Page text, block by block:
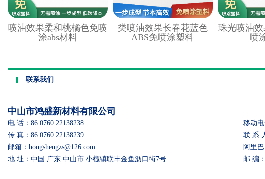
喷油效果柔和桃橘色免喷
涂abs材料
类喷油效果长春花蓝色
ABS免喷涂塑料
珠光喷油
喷
联系我们
中山市鸿盛新材料有限公司
电 话：86 0760 22138238
移动电
传 真：86 0760 22138239
联 系
邮箱：hongshengzs@126.com
阿里
地 址：中国 广东 中山市 小榄镇联丰金鱼沥口街7号
邮 编